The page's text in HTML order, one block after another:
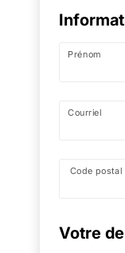
Prénom
Courriel
Code postal
Votre